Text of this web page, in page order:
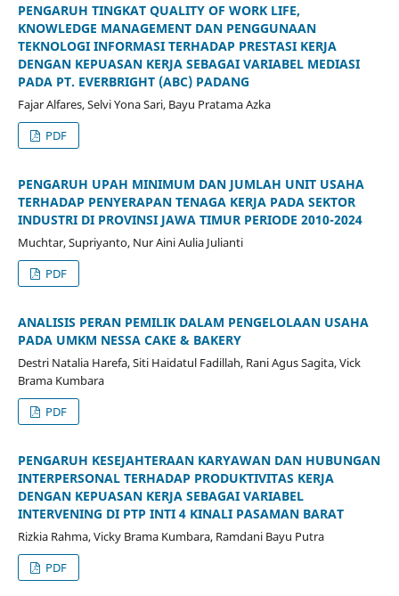
PENGARUH TINGKAT QUALITY OF WORK LIFE,
KNOWLEDGE MANAGEMENT DAN PENGGUNAAN
TEKNOLOGI INFORMASI TERHADAP PRESTASI KERJA
DENGAN KEPUASAN KERJA SEBAGAI VARIABEL MEDIASI
PADA PT. EVERBRIGHT (ABC) PADANG
Fajar Alfares, Selvi Yona Sari, Bayu Pratama Azka
PDF
PENGARUH UPAH MINIMUM DAN JUMLAH UNIT USAHA
TERHADAP PENYERAPAN TENAGA KERJA PADA SEKTOR
INDUSTRI DI PROVINSI JAWA TIMUR PERIODE 2010-2024
Muchtar, Supriyanto, Nur Aini Aulia Julianti
PDF
ANALISIS PERAN PEMILIK DALAM PENGELOLAAN USAHA
PADA UMKM NESSA CAKE & BAKERY
Destri Natalia Harefa, Siti Haidatul Fadillah, Rani Agus Sagita, Vick
Brama Kumbara
PDF
PENGARUH KESEJAHTERAAN KARYAWAN DAN HUBUNGAN
INTERPERSONAL TERHADAP PRODUKTIVITAS KERJA
DENGAN KEPUASAN KERJA SEBAGAI VARIABEL
INTERVENING DI PTP INTI 4 KINALI PASAMAN BARAT
Rizkia Rahma, Vicky Brama Kumbara, Ramdani Bayu Putra
PDF